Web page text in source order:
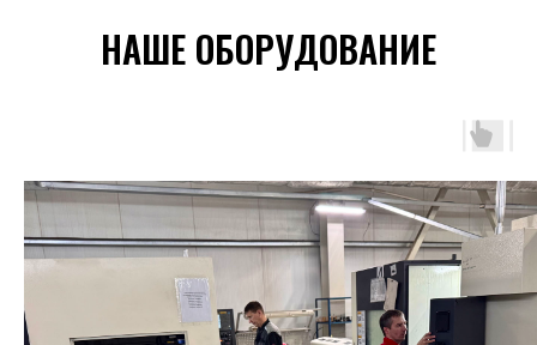
НАШЕ ОБОРУДОВАНИЕ